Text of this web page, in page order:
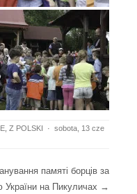
, Z POLSKI · sobota, 13 cze
памяті борців за
України на Пикуличах →